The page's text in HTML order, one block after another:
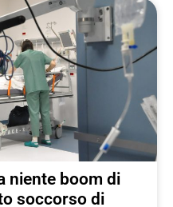
niente boom di
soccorso di